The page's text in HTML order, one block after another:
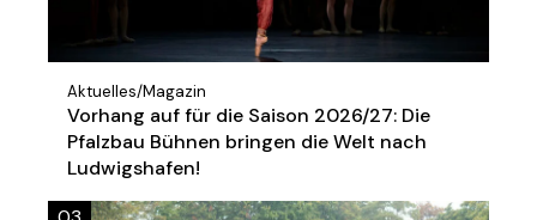
Aktuelles/Magazin
Vorhang auf für die Saison 2026/27: Die
Pfalzbau Bühnen bringen die Welt nach
Ludwigshafen!